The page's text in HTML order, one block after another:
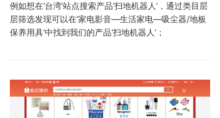
例如想在‘台湾’站点搜索产品‘扫地机器人’，通过类目层
层筛选发现可以在‘家电影音—生活家电—吸尘器/地板
保养用具’中找到我们的产品‘扫地机器人’；